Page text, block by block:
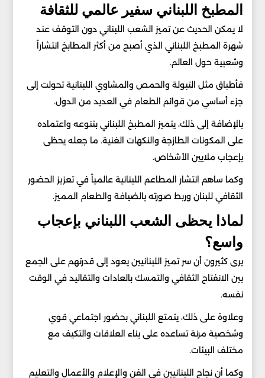
المطبخ اللبناني سفير عالمي للثقافة
لا يمكن الحديث عن تميز الشعب اللبناني دون التوقف عند
شهرة المطبخ اللبناني الذي أصبح من أكثر المطابخ انتشاراً
وشعبية حول العالم.
فأطباق مثل التبولة والحمص والمشاوي اللبنانية تحولت إلى
جزء أساسي من قوائم الطعام في العديد من الدول.
بالإضافة إلى ذلك، يتميز المطبخ اللبناني بتنوعه واعتماده
على المكونات الطازجة والنكهات الغنية. ما جعله يحظى
بإعجاب ملايين الأشخاص.
وكما ساهم انتشار المطاعم اللبنانية عالمياً في تعزيز الحضور
الثقافي للبنان وربط صورته بالضيافة والطعام المميز.
لماذا يحظى الشعب اللبناني بإعجاب
واسع؟
يرى كثيرون أن سر تميز اللبنانيين يعود إلى قدرتهم على الجمع
بين الانفتاح الثقافي والتمسك بالعادات والتقاليد في الوقت
نفسه.
وعلاوة على ذلك، يتمتع اللبناني بحضور اجتماعي قوي
وشخصية مرنة تساعده على بناء العلاقات والتكيف مع
مختلف البيئات.
وكما أن نجاح اللبنانيين في الفن والإعلام والأعمال والتعليم